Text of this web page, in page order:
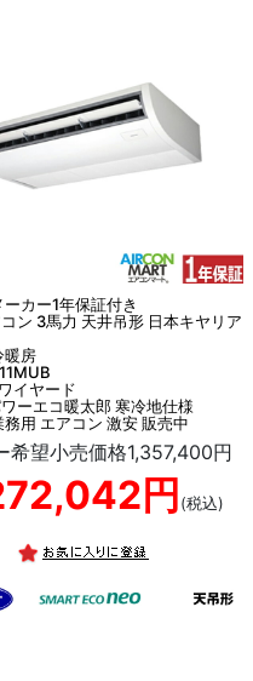
カー1年保証付き
ン 3馬力 天井吊形 日本キヤリア
暖房
イヤード
ーエコ暖太郎 寒冷地仕様
務用 エアコン 激安 販売中
希望小売価格1,357,400円
円 (税込)